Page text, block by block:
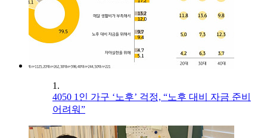
1.
4050 1인 가구 ‘노후’ 걱정, “노후 대비 자금 준비
어려워”